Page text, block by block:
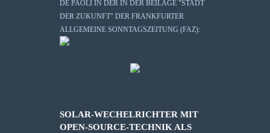
DE PAOLI IN DER IN DER BEILAGE "STADT
DER ZUKUNFT" DER FRANKFURTER
ALLGEMEINE SONNTAGSZEITUNG (FAZ):
SOLAR-WECHELRICHTER MIT
OPEN-SOURCE-TECHNIK ALS